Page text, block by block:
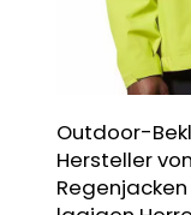
Outdoor-
Hersteller